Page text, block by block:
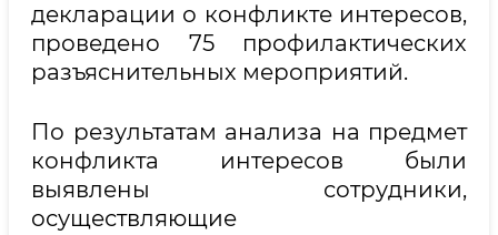
декларации о конфликте интересов,
проведено 75 профилактических
разъяснительных мероприятий.
По результатам анализа на предмет
конфликта интересов были
выявлены сотрудники,
осуществляющие